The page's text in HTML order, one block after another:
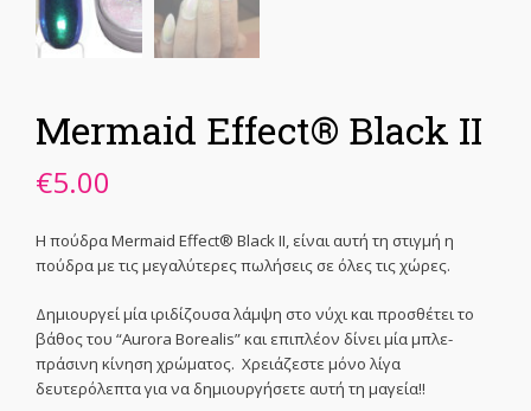
Mermaid Effect® Black II
€5.00
Η πούδρα Mermaid Effect® Black II, είναι αυτή τη στιγμή η
πούδρα με τις μεγαλύτερες πωλήσεις σε όλες τις χώρες.
Δημιουργεί μία ιριδίζουσα λάμψη στο νύχι και προσθέτει το
βάθος του “Aurora Borealis” και επιπλέον δίνει μία μπλε-
πράσινη κίνηση χρώματος. Χρειάζεστε μόνο λίγα
δευτερόλεπτα για να δημιουργήσετε αυτή τη μαγεία!!